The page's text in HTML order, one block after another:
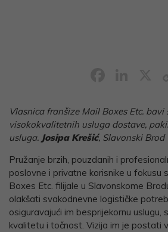
Vlasnica franšize Mail Boxes Etc. bavi
visokokvalitetnih usluga dostave,
usluga. Josipa Krešić, Slavonski Brod
Pružanje brzih, pouzdanih i
poslovne i privatne korisnike u fokusu
Boxes Etc. filijale u Slavonskome
olakšati svakodnevne logističke
osiguravajući im besprijekornu uslugu,
kvalitetu i točnost. Vizija im je postati